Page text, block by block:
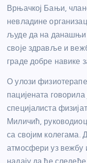
Врњачкој Бањи,
невладине
људе да на данашњи
своје здравље и
граде добре навике
О улози
пацијената
специјалиста
Миличић,
са својим колегама.
атмосфери уз вежбу